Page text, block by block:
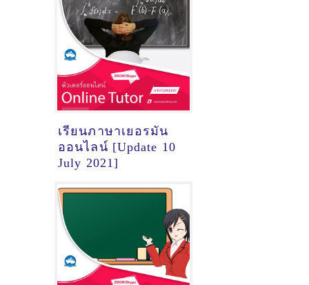
[Update 31 May
2021]
เรียนภาษาเยอรมัน
ออนไลน์ [Update 10
July 2021]